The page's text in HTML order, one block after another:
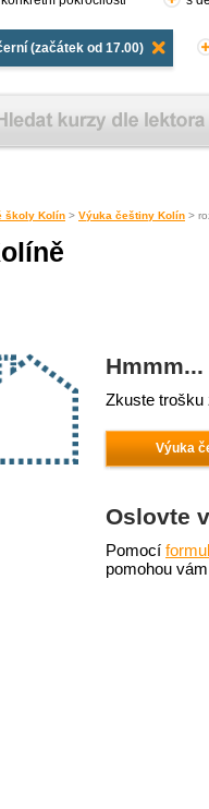
(začátek od 17.00)
školy Kolín > Výuka češtiny Kolín >
Zkuste trošku
Výuka
Oslovte
Pomocí
pomohou